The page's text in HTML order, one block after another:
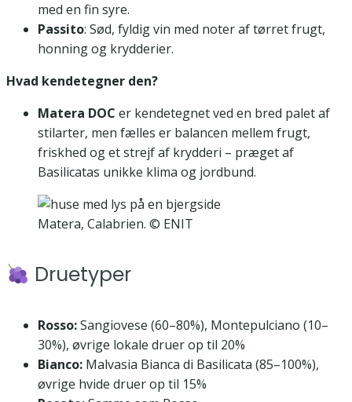
med en fin syre.
Passito: Sød, fyldig vin med noter af tørret frugt,
honning og krydderier.
Hvad kendetegner den?
Matera DOC er kendetegnet ved en bred palet af
stilarter, men fælles er balancen mellem frugt,
friskhed og et strejf af krydderi – præget af
Basilicatas unikke klima og jordbund.
Matera, Calabrien. © ENIT
Druetyper
Rosso:Sangiovese (60–80%), Montepulciano (10–
30%), øvrige lokale druer op til 20%
Bianco: Malvasia Bianca di Basilicata (85–100%),
øvrige hvide druer op til 15%